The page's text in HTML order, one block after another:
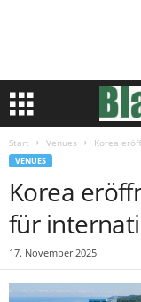
Start Venues Korea
VENUES
Korea
für
17. November 2025